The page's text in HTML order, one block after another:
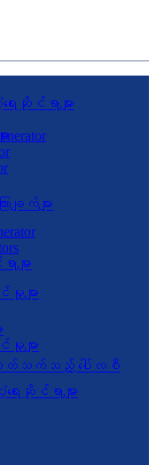
င်ရာများ
ျား
င်ရာများ
ျက်များ
ျား
များ
ပတ်သက်သည့် ပေါ်လစီ